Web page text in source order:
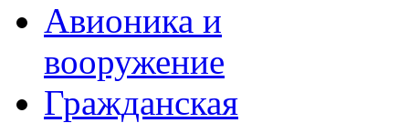
Авионика и
вооружение
Гражданская